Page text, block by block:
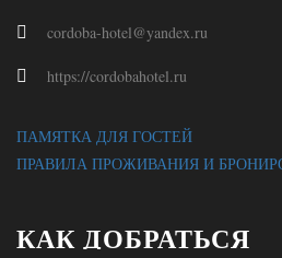
cordoba-hotel@yandex.ru
https://cordobahotel.ru
ПАМЯТКА ДЛЯ ГОСТЕЙ
ПРАВИЛА ПРОЖИВАНИЯ И
КАК ДОБРАТЬСЯ